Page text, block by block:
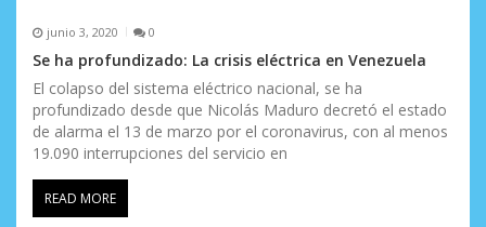
junio 3, 2020 0
Se ha profundizado: La crisis eléctrica en Venezuela
El colapso del sistema eléctrico nacional, se ha
profundizado desde que Nicolás Maduro decretó el estado
de alarma el 13 de marzo por el coronavirus, con al menos
19.090 interrupciones del servicio en
READ MORE